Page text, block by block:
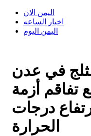
اليمن الان
اخبار الساعه
اليمن اليوم
في عدن
تفاقم أزمة
درجات
الحرارة